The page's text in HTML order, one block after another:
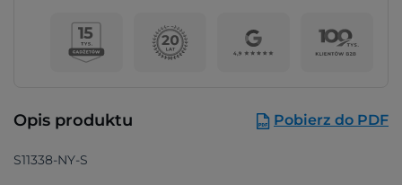
Opis produktu Pobierz do PDF
S11338-NY-S